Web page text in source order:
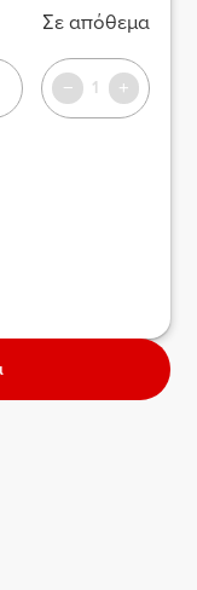
Σε απόθεμα
1